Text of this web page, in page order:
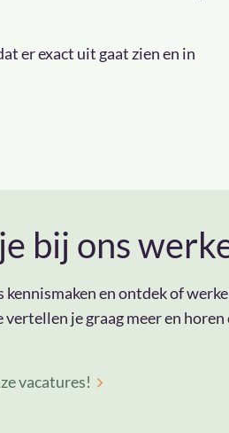
er exact uit gaat zien en in
bij ons
kennismaken en ontdek of
vertellen je graag meer en
vacatures!